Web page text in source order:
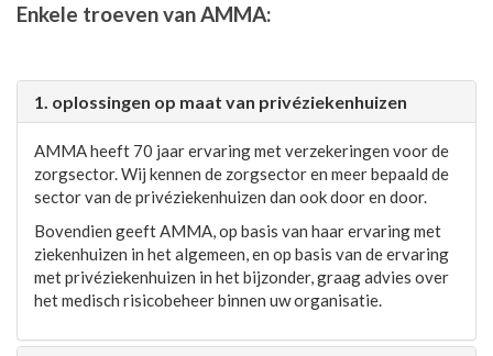
Enkele troeven van AMMA:
1. oplossingen op maat van privéziekenhuizen
AMMA heeft 70 jaar ervaring met verzekeringen voor de
zorgsector. Wij kennen de zorgsector en meer bepaald de
sector van de privéziekenhuizen dan ook door en door.
Bovendien geeft AMMA, op basis van haar ervaring met
ziekenhuizen in het algemeen, en op basis van de ervaring
met privéziekenhuizen in het bijzonder, graag advies over
het medisch risicobeheer binnen uw organisatie.